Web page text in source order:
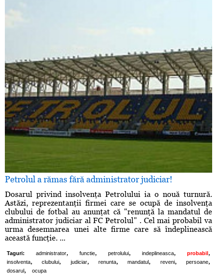
Petrolul a rămas fără administrator judiciar!
Dosarul privind insolvenţa Petrolului ia o nouă turnură.
Astăzi, reprezentanţii firmei care se ocupă de insolvenţa
clubului de fotbal au anunţat că "renunţă la mandatul de
administrator judiciar al FC Petrolul" . Cel mai probabil va
urma desemnarea unei alte firme care să îndeplinească
această funcţie. ...
Taguri: administrator, functie, petrolului, indeplineasca, probabil ,
insolventa, clubului, judiciar, renunta, mandatul , reveni, persoane,
dosarul , ocupa